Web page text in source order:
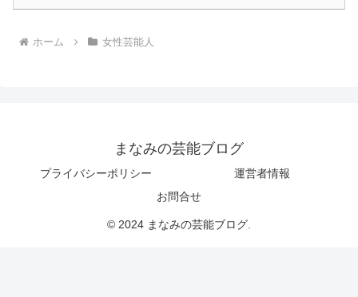
ホーム 女性芸能人
まなみの芸能ブログ
プライバシーポリシー
運営者情報
お問合せ
© 2024 まなみの芸能ブログ.